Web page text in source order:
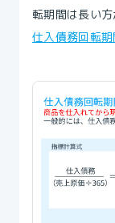
転期間は長い
仕入債務回転